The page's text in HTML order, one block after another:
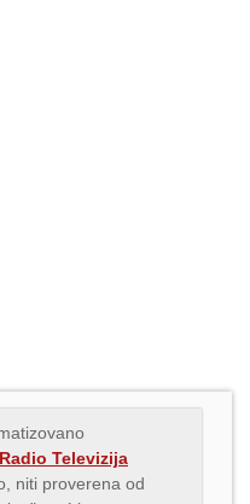
Radio Televizija
niti proverena od